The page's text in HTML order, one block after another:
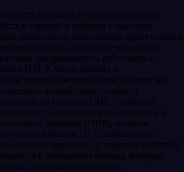
бо­лезней нервной системы и
в городах и районах с высоким
объясняется постоян­ным присутствием
значитель­ного числа углеводородов,
раздражающим действием и
[13]. К числу ранних и
тяжелых металлов при условии их
воздействия относятся
со стороны ЦНС, снижение
вербального интеллекта, в
развития (НПР), включая
речевых навыков [3]. Супрессорное
особенно выражено у тяжелых металлов
в отношении свинца, который
газов автотранспорта.